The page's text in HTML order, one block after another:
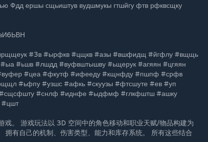
Фдд ершы сщьиштув вудшмукы гтшйгу фтв рфквсщку
#3в #ырфкв #цщкв #азы #вшфидщ #йгфлу #вщщь
#ьшв #лшдд #вуфвштышву #ьщерук #агяян #цгяян
#цеа #фкутф #ифееду #кщнфду #пшпф #срфв
#ьфпу #узшс #афкь #скуузы #фтсшуте #ев #уп
#снлф #иднфе #ыдфмф #глкфштш #ашку
。 游戏玩法以 3D 空间中的角色移动和职业天赋/物品构建为
拥有自己的机制、伤害类型、能力和库存系统。 所有这些结合